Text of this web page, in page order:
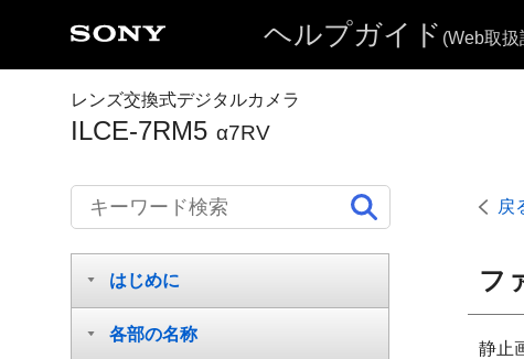
ヘルプガイド (Web取
レンズ交換式デジタルカメラ
ILCE-7RM5 α7RV
戻
フ
静止
ヘルプガイドの使いかた
はじめに
各部の名称